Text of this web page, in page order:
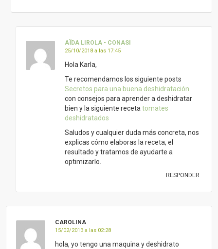
AÏDA LIROLA - CONASI
25/10/2018 a las 17:45
Hola Karla,
Te recomendamos los siguiente posts
Secretos para una buena deshidratación
con consejos para aprender a deshidratar
bien y la siguiente recetatomates
deshidratados
Saludos y cualquier duda más concreta, nos
explicas cómo elaboras la receta, el
resultado y tratamos de ayudarte a
optimizarlo.
RESPONDER
CAROLINA
15/02/2013 a las 02:28
hola, yo tengo una maquina y deshidrato